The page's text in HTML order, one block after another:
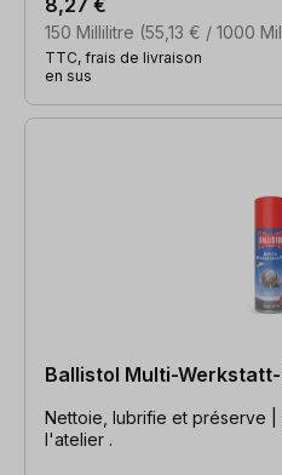
150 Millilitre (55,13 € / 1000
TTC, frais de livraison
en sus
Ballistol Multi-
Nettoie, lubrifie et préserve |
l'atelier .